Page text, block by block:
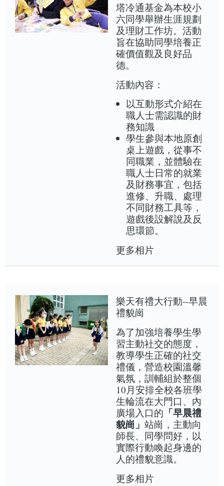
塔冷通基金為本校小
六同學舉辦生涯規劃
及理財工作坊。活動
旨在協助同學培養正
確價值觀及良好品
德。
活動內容：
以互動形式介紹在
職人士需認識的財
務知識
學生參與本地原創
桌上遊戲，從事不
同職業，並體驗在
職人士日常的就業
及財務事宜，包括
進修、升職、處理
不同財務工具等，
遊戲後設解說及反
思環節。
更多相片
樂天有禮大行動--早晨
禮貌崗
為了加強培養學生學
習主動社交的態度，
教導學生正確的社交
禮儀，營造校園溫馨
氣氛，訓輔組於整個
10月安排全校各班學
生輪流在大門口、內
廣場入口的 「早晨禮
貌崗」 站崗，主動向
師長、同學問好，以
實際行動喚起身邊的
人的禮貌意識。
更多相片